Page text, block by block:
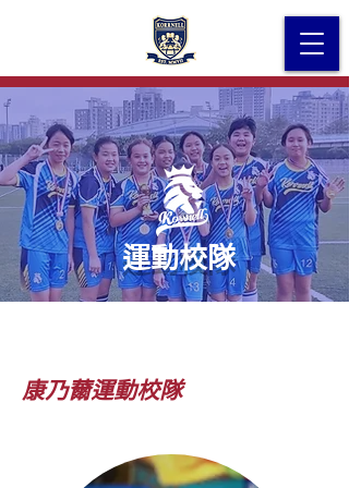
運動校隊
​康乃薾運動校隊